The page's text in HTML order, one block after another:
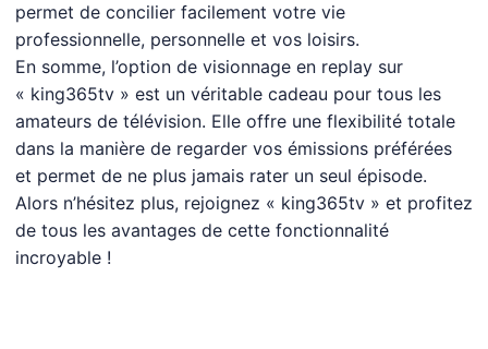
permet de concilier facilement votre vie
professionnelle, personnelle et vos loisirs.
En somme, l’option de visionnage en replay sur
« king365tv » est un véritable cadeau pour tous les
amateurs de télévision. Elle offre une flexibilité totale
dans la manière de regarder vos émissions préférées
et permet de ne plus jamais rater un seul épisode.
Alors n’hésitez plus, rejoignez « king365tv » et profitez
de tous les avantages de cette fonctionnalité
incroyable !